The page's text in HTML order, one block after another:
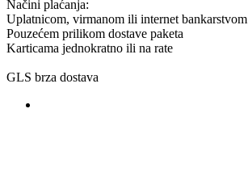
Načini plaćanja:
Uplatnicom, virmanom ili internet bankarstvom
Pouzećem prilikom dostave paketa
Karticama jednokratno ili na rate
GLS brza dostava